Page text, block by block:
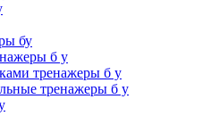
бу
б у
тренажеры б у
тренажеры б у